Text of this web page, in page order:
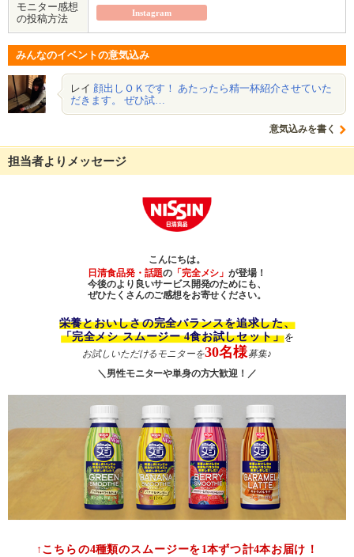
モニター感想
の投稿方法
Instagram
みんなのイベントの意気込み
レイ 顔出しＯＫです！ あたったら精一杯紹介させていた
だきます。 ぜひ試…
意気込みを書く
担当者よりメッセージ
こんにちは。
日清食品発・話題の 「完全メシ」が登場！
今後のより良いサービス開発のためにも、
ぜひたくさんのご感想をお寄せください。
栄養とおいしさの完全バランスを追求した、
「完全メシ スムージー 4食お試しセット」を
お試しいただけるモニターを30名様募集♪
＼男性モニターや単身の方大歓迎！／
↑こちらの4種類のスムージーを1本ずつ計4本お届け！